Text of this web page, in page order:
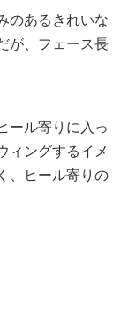
のあるきれいな
が、フェース長
ール寄りに入っ
ィングするイメ
、ヒール寄りの